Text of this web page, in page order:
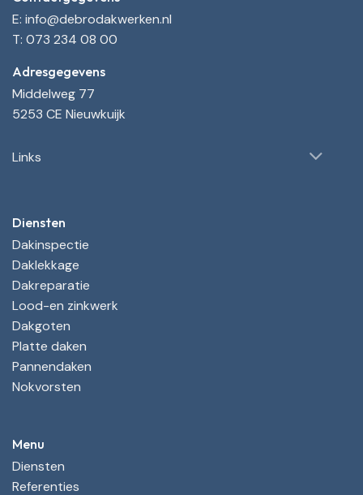
E: info@debrodakwerken.nl
T: 073 234 08 00
Adresgegevens
Middelweg 77
5253 CE Nieuwkuijk
Links
Diensten
Dakinspectie
Daklekkage
Dakreparatie
Lood-en zinkwerk
Dakgoten
Platte daken
Pannendaken
Nokvorsten
Menu
Diensten
Referenties